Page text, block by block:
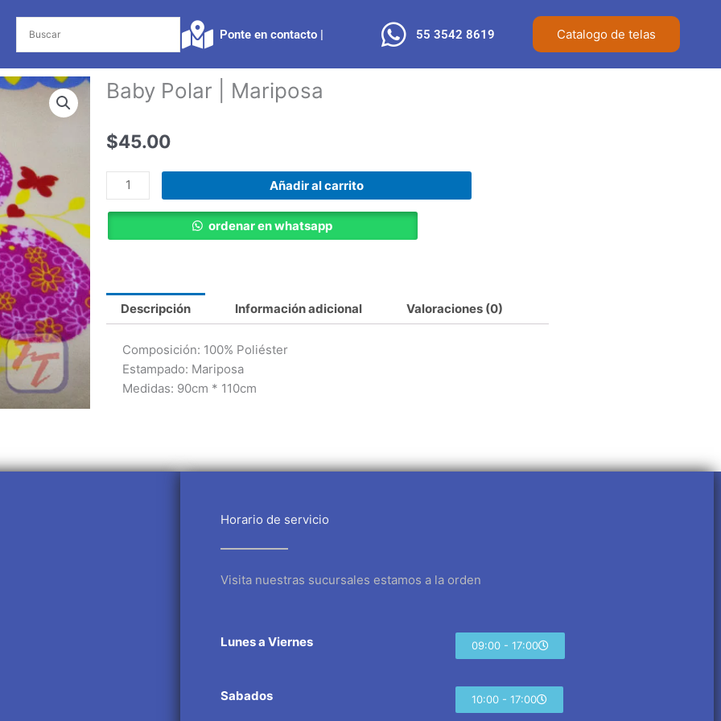
Ponte en contacto |​ 55 3542 8619 Catalogo de telas
Baby Polar | Mariposa
$45.00
Baby
Polar
|
Mariposa
Añadir al carrito
ordenar en whatsapp
Descripción Información adicional Valoraciones (0)
Composición: 100% Poliéster
Estampado: Mariposa
Medidas: 90cm * 110cm
Horario de servicio
Visita nuestras sucursales estamos a la orden
Lunes a Viernes 09:00 - 17:00
Sabados 10:00 - 17:00